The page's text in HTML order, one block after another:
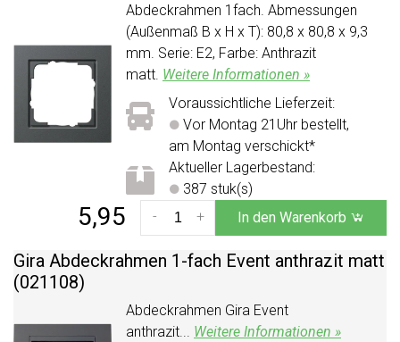
Abdeckrahmen 1fach. Abmessungen
(Außenmaß B x H x T): 80,8 x 80,8 x 9,3
mm. Serie: E2, Farbe: Anthrazit
matt. Weitere Informationen »
Voraussichtliche Lieferzeit:
Vor Montag 21Uhr bestellt,
am Montag verschickt*
Aktueller Lagerbestand:
387 stuk(s)
5,95 +
- In den Warenkorb
Gira Abdeckrahmen 1-fach Event anthrazit matt
(021108)
Abdeckrahmen Gira Event
anthrazit... Weitere Informationen »